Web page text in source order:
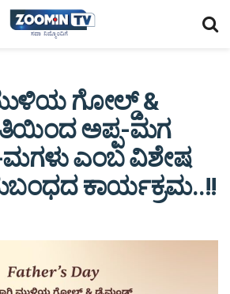
ಗೋಲ್ಡ್ &
ಅಪ್ಪ-ಮಗ
ಮಗಳು ಎಂಬ ವಿಶೇಷ
ಕಾರ್ಯಕ್ರಮ..!!